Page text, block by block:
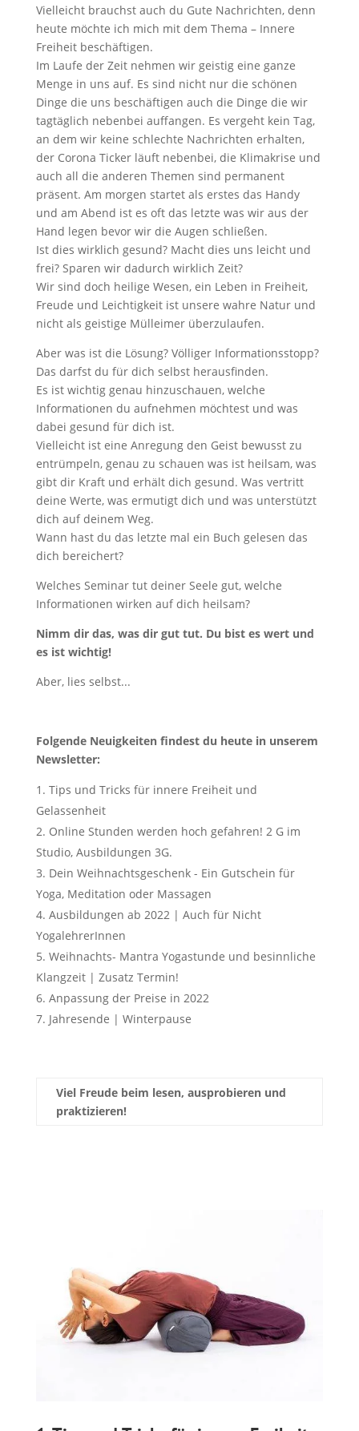
Vielleicht brauchst auch du Gute Nachrichten, denn
heute möchte ich mich mit dem Thema – Innere
Freiheit beschäftigen.
Im Laufe der Zeit nehmen wir geistig eine ganze
Menge in uns auf. Es sind nicht nur die schönen
Dinge die uns beschäftigen auch die Dinge die wir
tagtäglich nebenbei auffangen. Es vergeht kein Tag,
an dem wir keine schlechte Nachrichten erhalten,
der Corona Ticker läuft nebenbei, die Klimakrise und
auch all die anderen Themen sind permanent
präsent. Am morgen startet als erstes das Handy
und am Abend ist es oft das letzte was wir aus der
Hand legen bevor wir die Augen schließen.
Ist dies wirklich gesund? Macht dies uns leicht und
frei? Sparen wir dadurch wirklich Zeit?
Wir sind doch heilige Wesen, ein Leben in Freiheit,
Freude und Leichtigkeit ist unsere wahre Natur und
nicht als geistige Mülleimer überzulaufen.
Aber was ist die Lösung? Völliger Informationsstopp?
Das darfst du für dich selbst herausfinden.
Es ist wichtig genau hinzuschauen, welche
Informationen du aufnehmen möchtest und was
dabei gesund für dich ist.
Vielleicht ist eine Anregung den Geist bewusst zu
entrümpeln, genau zu schauen was ist heilsam, was
gibt dir Kraft und erhält dich gesund. Was vertritt
deine Werte, was ermutigt dich und was unterstützt
dich auf deinem Weg.
Wann hast du das letzte mal ein Buch gelesen das
dich bereichert?
Welches Seminar tut deiner Seele gut, welche
Informationen wirken auf dich heilsam?
Nimm dir das, was dir gut tut. Du bist es wert und
es ist wichtig!
Aber, lies selbst...
Folgende Neuigkeiten findest du heute in unserem
Newsletter:
Tips und Tricks für innere Freiheit und
Gelassenheit
Online Stunden werden hoch gefahren! 2 G im
Studio, Ausbildungen 3G.
Dein Weihnachtsgeschenk - Ein Gutschein für
Yoga, Meditation oder Massagen
Ausbildungen ab 2022 | Auch für Nicht
YogalehrerInnen
Weihnachts- Mantra Yogastunde und besinnliche
Klangzeit | Zusatz Termin!
Anpassung der Preise in 2022
Jahresende | Winterpause
Viel Freude beim lesen, ausprobieren und
praktizieren!